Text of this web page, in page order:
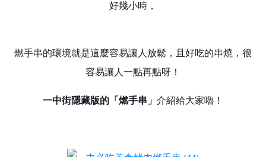
好幾小時，
燃手串的環境就是這麼容易讓人放鬆，且好吃的串燒，很
容易讓人一點再點呀！
一中街隱藏版的「燃手串」 介紹給大家嚕！